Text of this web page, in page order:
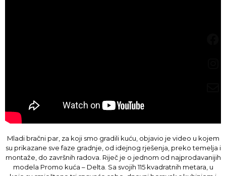
Mladi bračni par, za koji smo gradili kuću, objavio je video u kojem
su prikazane sve faze gradnje, od idejnog rješenja, preko temelja i
montaže, do završnih radova. Riječ je o jednom od najprodavanijih
modela Promo kuća – Delta. Sa svojih 115 kvadratnih metara, u